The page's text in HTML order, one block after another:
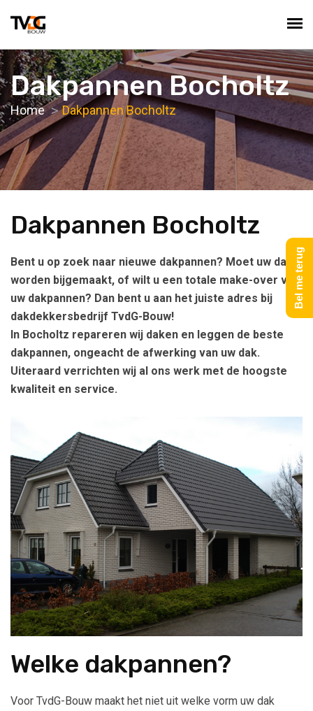
Dakpannen Bocholtz
Home Dakpannen Bocholtz
Dakpannen Bocholtz
Bent u op zoek naar nieuwe dakpannen? Moet uw dak
worden bijgemaakt, of wilt u een totale make-over van
uw dakpannen? Dan bent u aan het juiste adres bij
dakdekkersbedrijf TvdG-Bouw!
In Bocholtz repareren wij daken en leggen de beste
dakpannen, ongeacht de afwerking van uw dak.
Uiteraard verrichten wij al ons werk met de hoogste
kwaliteit en service.
Welke dakpannen?
Voor TvdG-Bouw maakt het niet uit welke vorm uw dak
Bel me terug